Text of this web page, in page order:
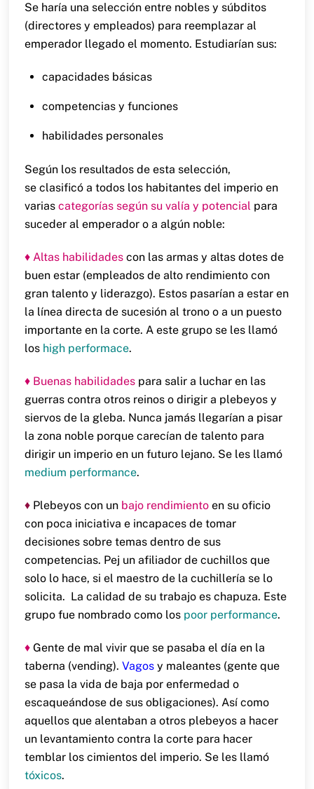
Se haría una selección entre nobles y súbditos
(directores y empleados) para reemplazar al
emperador llegado el momento. Estudiarían sus:
capacidades básicas
competencias y funciones
habilidades personales
Según los resultados de esta selección,
se clasificó a todos los habitantes del imperio en
varias categorías según su valía y potencial para
suceder al emperador o a algún noble:
♦ Altas habilidadescon las armas y altas dotes de
buen estar (empleados de alto rendimiento con
gran talento y liderazgo). Estos pasarían a estar en
la línea directa de sucesión al trono o a un puesto
importante en la corte. A este grupo se les llamó
los high performace.
♦ Buenas habilidadespara salir a luchar en las
guerras contra otros reinos o dirigir a plebeyos y
siervos de la gleba. Nunca jamás llegarían a pisar
la zona noble porque carecían de talento para
dirigir un imperio en un futuro lejano. Se les llamó
medium performance.
♦ Plebeyos con unbajo rendimientoen su oficio
con poca iniciativa e incapaces de tomar
decisiones sobre temas dentro de sus
competencias. Pej un afiliador de cuchillos que
solo lo hace, si el maestro de la cuchillería se lo
solicita. La calidad de su trabajo es chapuza. Este
grupo fue nombrado como los poor performance.
♦ Gente de mal vivir que se pasaba el día en la
taberna (vending). Vagosy maleantes (gente que
se pasa la vida de baja por enfermedad o
escaqueándose de sus obligaciones). Así como
aquellos que alentaban a otros plebeyos a hacer
un levantamiento contra la corte para hacer
temblar los cimientos del imperio. Se les llamó
tóxicos.